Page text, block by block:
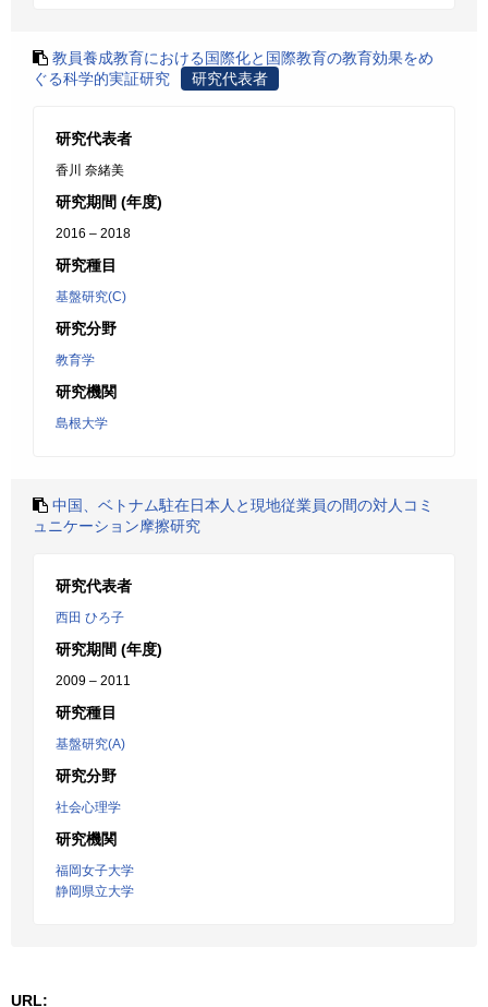
教員養成教育における国際化と国際教育の教育効果をめ
ぐる科学的実証研究
研究代表者
研究代表者
香川 奈緒美
研究期間 (年度)
2016 – 2018
研究種目
基盤研究(C)
研究分野
教育学
研究機関
島根大学
中国、ベトナム駐在日本人と現地従業員の間の対人コミ
ュニケーション摩擦研究
研究代表者
西田 ひろ子
研究期間 (年度)
2009 – 2011
研究種目
基盤研究(A)
研究分野
社会心理学
研究機関
福岡女子大学
静岡県立大学
URL: